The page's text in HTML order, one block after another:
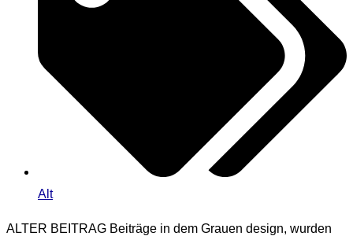
Alt
ALTER BEITRAG Beiträge in dem Grauen design, wurden